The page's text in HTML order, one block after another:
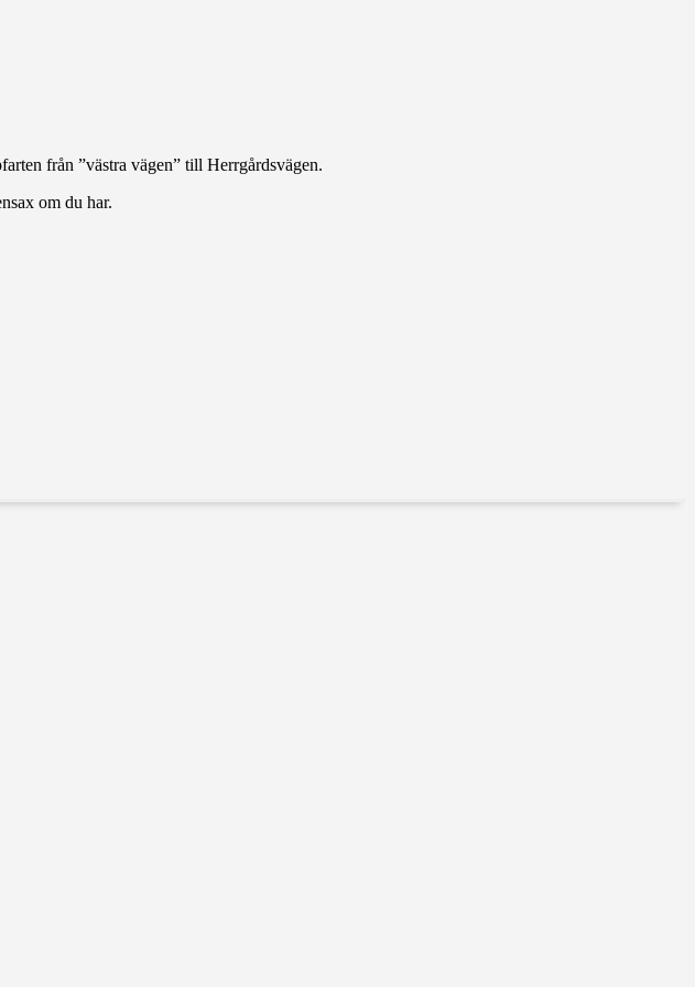
från ”västra vägen” till Herrgårdsvägen.
om du har.